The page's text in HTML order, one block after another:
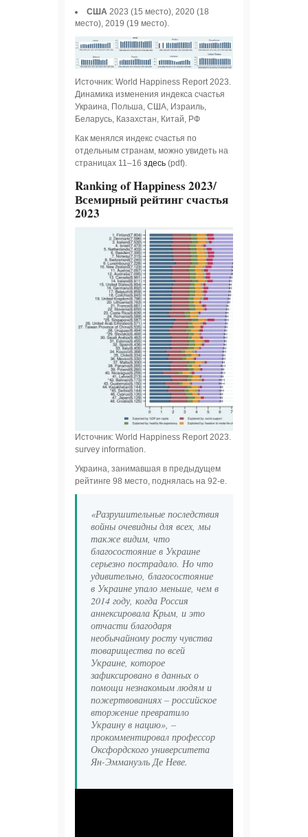
США 2023 (15 место), 2020 (18
место), 2019 (19 место).
Источник: World Happiness Report 2023.
Динамика изменения индекса счастья
Украина, Польша, США, Израиль,
Беларусь, Казахстан, Китай, РФ
Как менялся индекс счастья по
отдельным странам, можно увидеть на
страницах 11–16 здесь (pdf).
Ranking of Happiness 2023/
Всемирный рейтинг счастья
2023
Источник: World Happiness Report 2023. Ranking of
survey information.
Украина, занимавшая в предыдущем
рейтинге 98 место, поднялась на 92-е.
«Разрушительные последствия
войны очевидны для всех, мы
также видим, что
благосостояние в Украине
серьезно пострадало. Но что
удивительно, благосостояние
в Украине упало меньше, чем в
2014 году, когда Россия
аннексировала Крым, и это
отчасти благодаря
необычайному росту чувства
товарищества по всей
Украине, которое
зафиксировано в данных о
помощи незнакомым людям и
пожертвованиях – российское
вторжение превратило
Украину в нацию», –
прокомментировал профессор
Оксфордского университета
Ян-Эммануэль Де Неве.